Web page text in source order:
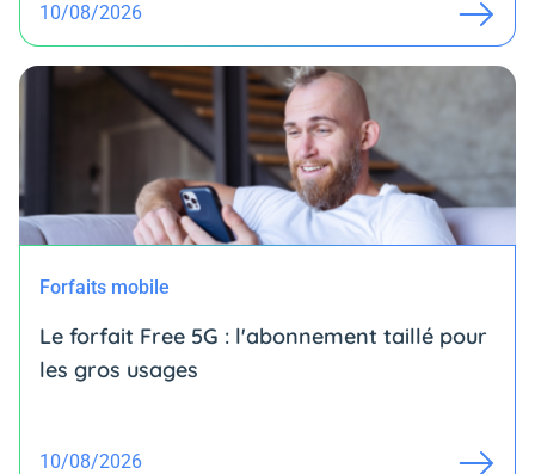
10/08/2026
Forfaits mobile
Le forfait Free 5G : l'abonnement taillé pour
les gros usages
10/08/2026